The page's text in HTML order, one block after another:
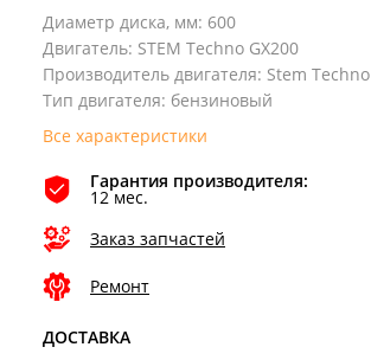
Диаметр диска, мм: 600
Двигатель: STEM Techno GX200
Производитель двигателя: Stem Techno
Тип двигателя: бензиновый
Все характеристики
Гарантия производителя:
12 мес.
Заказ запчастей
Ремонт
ДОСТАВКА